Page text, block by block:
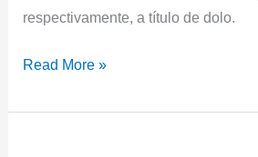
respectivamente, a título de dolo.
Read More »